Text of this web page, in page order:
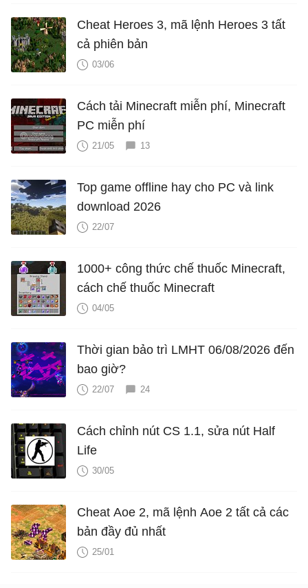
Cheat Heroes 3, mã lệnh Heroes 3 tất
cả phiên bản
03/06
Cách tải Minecraft miễn phí, Minecraft
PC miễn phí
21/05 13
Top game offline hay cho PC và link
download 2026
22/07
1000+ công thức chế thuốc Minecraft,
cách chế thuốc Minecraft
04/05
Thời gian bảo trì LMHT 06/08/2026 đến
bao giờ?
22/07 24
Cách chỉnh nút CS 1.1, sửa nút Half
Life
30/05
Cheat Aoe 2, mã lệnh Aoe 2 tất cả các
bản đầy đủ nhất
25/01